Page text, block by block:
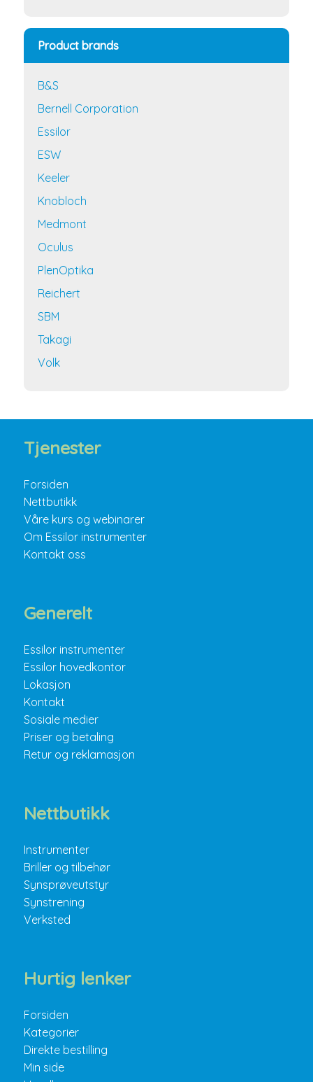
Product brands
B&S
Bernell Corporation
Essilor
ESW
Keeler
Knobloch
Medmont
Oculus
PlenOptika
Reichert
SBM
Takagi
Volk
Tjenester
Forsiden
Nettbutikk
Våre kurs og webinarer
Om Essilor instrumenter
Kontakt oss
Generelt
Essilor instrumenter
Essilor hovedkontor
Lokasjon
Kontakt
Sosiale medier
Priser og betaling
Retur og reklamasjon
Nettbutikk
Instrumenter
Briller og tilbehør
Synsprøveutstyr
Synstrening
Verksted
Hurtig lenker
Forsiden
Kategorier
Direkte bestilling
Min side